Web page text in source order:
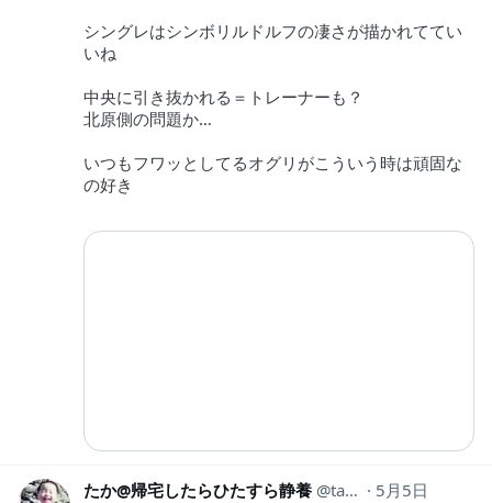
シングレはシンボリルドルフの凄さが描かれててい
いね
中央に引き抜かれる＝トレーナーも？
北原側の問題か…
いつもフワッとしてるオグリがこういう時は頑固な
の好き
たか@帰宅したらひたすら静養 taka_8208
5月5日